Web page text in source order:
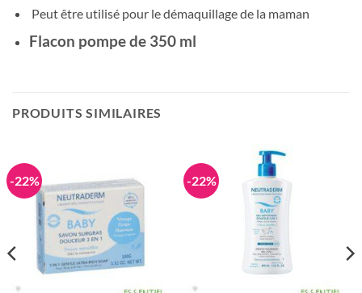
Peut être utilisé pour le démaquillage de la maman
Flacon pompe de 350 ml
PRODUITS SIMILAIRES
-22% -22%